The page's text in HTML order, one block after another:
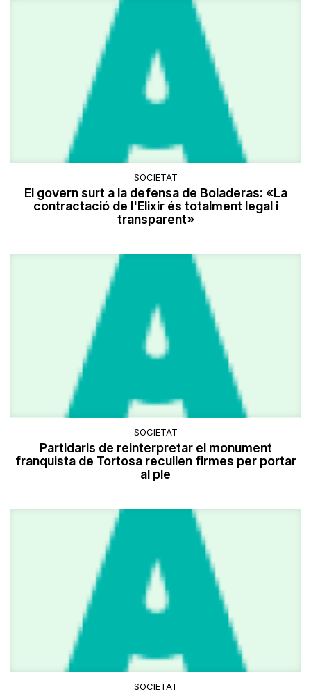
SOCIETAT
El govern surt a la defensa de Boladeras: «La
contractació de l'Elixir és totalment legal i
transparent»
SOCIETAT
Partidaris de reinterpretar el monument
franquista de Tortosa recullen firmes per portar
al ple
SOCIETAT